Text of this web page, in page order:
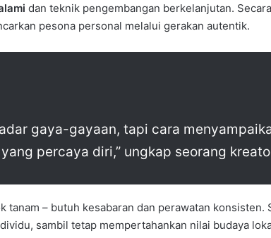
dan teknik pengembangan berkelanjutan.
pesona personal melalui gerakan autentik.
gaya-gayaan, tapi cara
percaya diri,” ungkap seorang
tanam – butuh kesabaran dan perawatan konsisten.
sambil tetap mempertahankan nilai budaya